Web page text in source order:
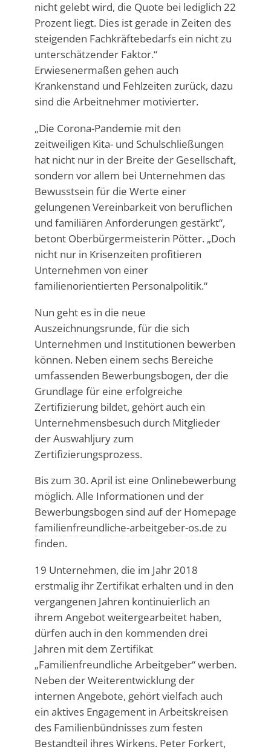
nicht gelebt wird, die Quote bei lediglich 22
Prozent liegt. Dies ist gerade in Zeiten des
steigenden Fachkräftebedarfs ein nicht zu
unterschätzender Faktor.“
Erwiesenermaßen gehen auch
Krankenstand und Fehlzeiten zurück, dazu
sind die Arbeitnehmer motivierter.
„Die Corona-Pandemie mit den
zeitweiligen Kita- und Schulschließungen
hat nicht nur in der Breite der Gesellschaft,
sondern vor allem bei Unternehmen das
Bewusstsein für die Werte einer
gelungenen Vereinbarkeit von beruflichen
und familiären Anforderungen gestärkt“,
betont Oberbürgermeisterin Pötter. „Doch
nicht nur in Krisenzeiten profitieren
Unternehmen von einer
familienorientierten Personalpolitik.“
Nun geht es in die neue
Auszeichnungsrunde, für die sich
Unternehmen und Institutionen bewerben
können. Neben einem sechs Bereiche
umfassenden Bewerbungsbogen, der die
Grundlage für eine erfolgreiche
Zertifizierung bildet, gehört auch ein
Unternehmensbesuch durch Mitglieder
der Auswahljury zum
Zertifizierungsprozess.
Bis zum 30. April ist eine Onlinebewerbung
möglich. Alle Informationen und der
Bewerbungsbogen sind auf der Homepage
familienfreundliche-arbeitgeber-os.de zu
finden.
19 Unternehmen, die im Jahr 2018
erstmalig ihr Zertifikat erhalten und in den
vergangenen Jahren kontinuierlich an
ihrem Angebot weitergearbeitet haben,
dürfen auch in den kommenden drei
Jahren mit dem Zertifikat
„Familienfreundliche Arbeitgeber“ werben.
Neben der Weiterentwicklung der
internen Angebote, gehört vielfach auch
ein aktives Engagement in Arbeitskreisen
des Familienbündnisses zum festen
Bestandteil ihres Wirkens. Peter Forkert,